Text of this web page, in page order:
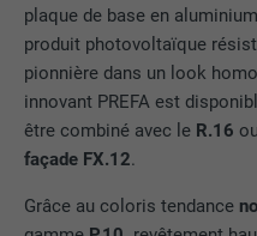
plaque de base en
produit photovoltaïque
pionnière dans un look
innovant PREFA est
être combiné avec le R.16
façade FX.12.
Grâce au coloris tendance